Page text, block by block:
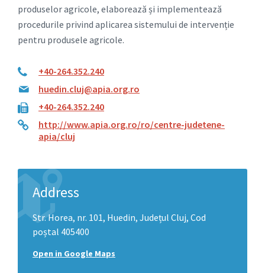
produselor agricole, elaborează și implementează
procedurile privind aplicarea sistemului de intervenție
pentru produsele agricole.
+40-264.352.240
huedin.cluj@apia.org.ro
+40-264.352.240
http://www.apia.org.ro/ro/centre-judetene-
apia/cluj
Address
Str. Horea, nr. 101, Huedin, Județul Cluj, Cod
poștal 405400
Open in Google Maps